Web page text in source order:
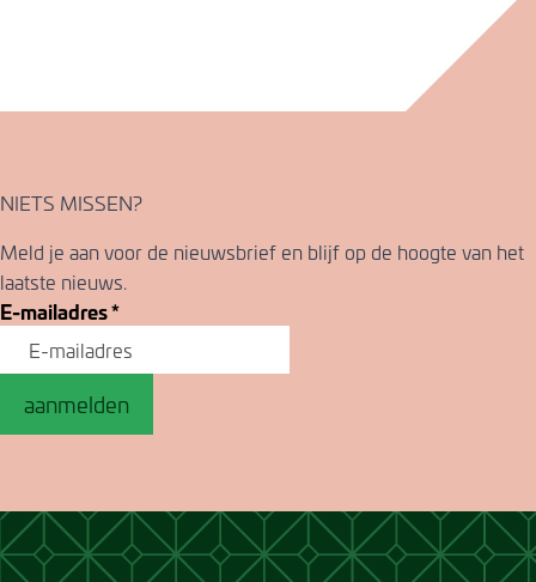
NIETS MISSEN?
Meld je aan voor de nieuwsbrief en blijf op de hoogte van het
laatste nieuws.
E-mailadres*
aanmelden